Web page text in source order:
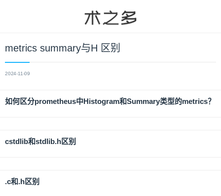
metrics summary与H 区别
2024-11-09
如何区分prometheus中Histogram和Summary类型的metrics？
cstdlib和stdlib.h区别
.c和.h区别